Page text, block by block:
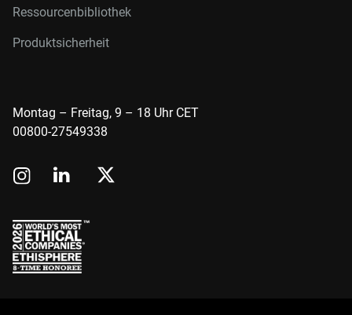
Ressourcenbibliothek
Produktsicherheit
Montag – Freitag, 9 – 18 Uhr CET
00800-27549338